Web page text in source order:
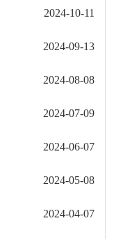
2024-10-11
2024-09-13
2024-08-08
2024-07-09
2024-06-07
2024-05-08
2024-04-07